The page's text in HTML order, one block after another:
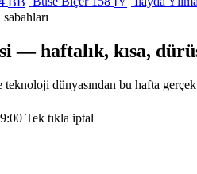
— haftalık, kısa,
teknoloji dünyasından bu hafta
Tek tıkla iptal